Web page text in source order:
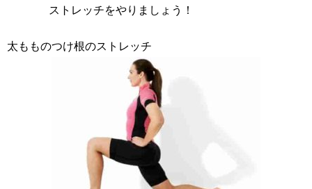
ストレッチをやりましょう！
太もものつけ根のストレッチ